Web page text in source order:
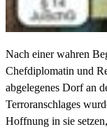
Nach einer wahren
Chefdiplomatin und
abgelegenes Dorf an
Terroranschlages
Hoffnung in sie